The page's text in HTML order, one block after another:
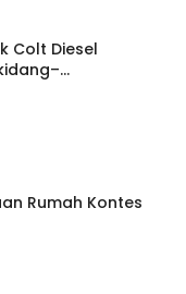
Colt Diesel
Rumah Kontes